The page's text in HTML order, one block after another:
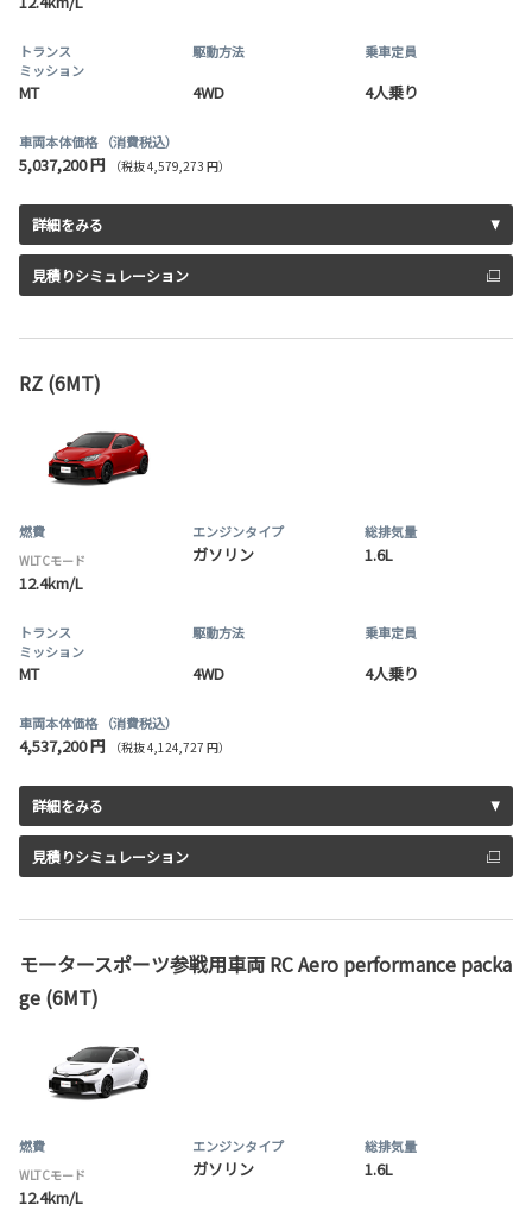
トランス
ミッション
MT
駆動方法
4WD
乗車定員
4人乗り
車両本体価格 （消費税込）
5,037,200 円 （税抜 4,579,273 円）
詳細をみる
見積りシミュレーション
RZ (6MT)
燃費
WLTCモード
12.4km/L
エンジンタイプ
ガソリン
総排気量
1.6L
トランス
ミッション
MT
駆動方法
4WD
乗車定員
4人乗り
車両本体価格 （消費税込）
4,537,200 円 （税抜 4,124,727 円）
詳細をみる
見積りシミュレーション
モータースポーツ参戦用車両 RC Aero performance packa
ge (6MT)
燃費
WLTCモード
12.4km/L
エンジンタイプ
ガソリン
総排気量
1.6L